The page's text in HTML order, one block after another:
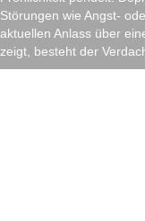
Störungen wie Angst-
aktuellen Anlass über
zeigt, besteht der